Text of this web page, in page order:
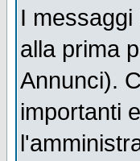
I
alla prima
Annunci).
importanti